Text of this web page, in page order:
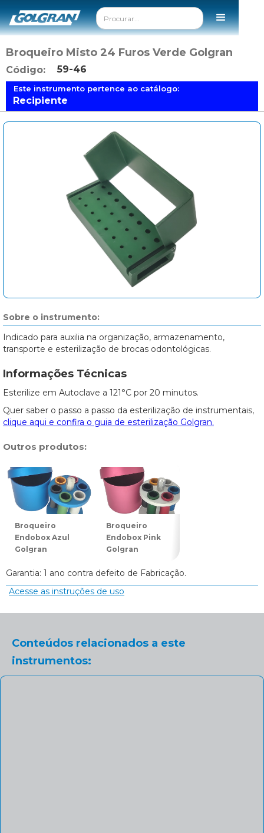
Broqueiro Misto 24 Furos Verde Golgran
Código: 59-46
Este instrumento pertence ao catálogo:
Recipiente
Sobre o instrumento:
Indicado para auxilia na organização, armazenamento,
transporte e esterilização de brocas odontológicas.
Informações Técnicas
Esterilize em Autoclave a 121°C por 20 minutos.
Quer saber o passo a passo da esterilização de instrumentais,
clique aqui e confira o guia de esterilização Golgran.
Outros produtos:
Broqueiro
Endobox Azul
Golgran
Broqueiro
Endobox Pink
Golgran
Garantia: 1 ano contra defeito de Fabricação.
Acesse as instruções de uso
Conteúdos relacionados a este
instrumentos: